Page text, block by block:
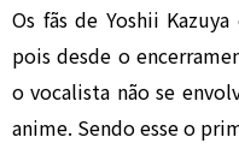
Os fãs de Yoshii
pois desde o
o vocalista não se
anime. Sendo esse o